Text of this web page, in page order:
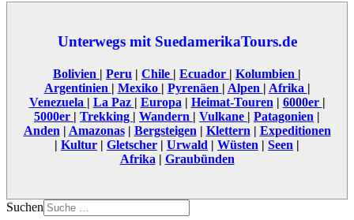
Unterwegs mit SuedamerikaTours.de
Bolivien | Peru | Chile | Ecuador | Kolumbien |
Argentinien | Mexiko | Pyrenäen | Alpen | Afrika |
Venezuela | La Paz | Europa | Heimat-Touren | 6000er |
5000er | Trekking | Wandern | Vulkane | Patagonien |
Anden | Amazonas| Bergsteigen | Klettern | Expeditionen
| Kultur | Gletscher | Urwald | Wüsten | Seen |
Afrika | Graubünden
Suchen